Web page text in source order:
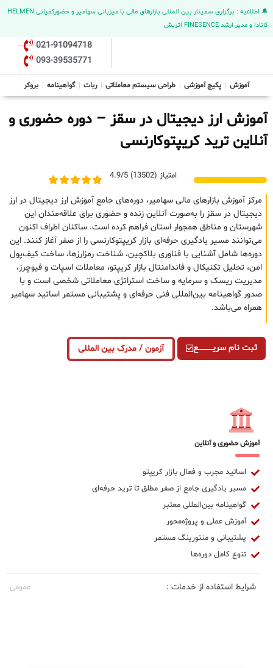
🔔 اطلاعیه : برگزاری سمینار بین المللی بازارهای مالی با میزبانی سهامیر و حضورکمپانی HELMEN
کانادا و مدیر ارشد FINESENCE اتریش
021-91094718
093-39535771
آموزش پکیج آموزشی طراحی سیستم معاملاتی ربات گواهینامه بروکر
آموزش ارز دیجیتال در سقز – دوره حضوری و
آنلاین ترید کریپتوکارنسی
امتیاز (13502) 4.9/5
مرکز آموزش بازارهای مالی سهامیر، دوره‌های جامع آموزش ارز دیجیتال در ارز
دیجیتال در سقز را به‌صورت آنلاین زنده و حضوری برای علاقه‌مندان این
شهرستان و مناطق همجوار استان فراهم کرده است. ساکنان اطراف اکنون
می‌توانند مسیر یادگیری حرفه‌ای بازار کریپتوکارنسی را از صفر آغاز کنند. این
دوره‌ها شامل آشنایی با فناوری بلاکچین، شناخت رمزارزها، ساخت کیف‌پول
امن، تحلیل تکنیکال و فاندامنتال بازار کریپتو، معاملات اسپات و فیوچرز،
مدیریت ریسک و سرمایه و ساخت استراتژی معاملاتی شخصی است و با
صدور گواهینامه بین‌المللی فنی حرفه‌ای و پشتیبانی مستمر اساتید سهامیر
همراه می‌باشد.
ثبت نام سریــــــــــــع آزمون / مدرک بین المللی
آموزش حضوری و آنلاین
اساتید مجرب و فعال بازار کریپتو
مسیر یادگیری جامع از صفر مطلق تا ترید حرفه‌ای
گواهینامه بین‌المللی معتبر
آموزش عملی و پروژه‌محور
پشتیبانی و منتورینگ مستمر
تنوع کامل دوره‌ها
شرایط استفاده از خدمات : عمومی